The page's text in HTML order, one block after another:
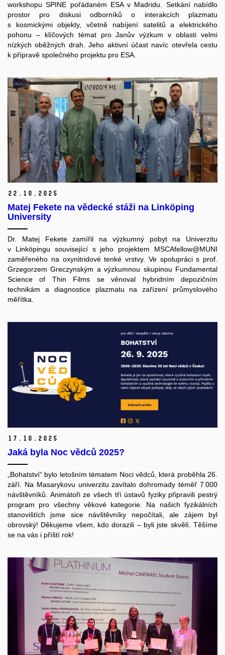
workshopu SPINE pořádaném ESA v Madridu. Setkání nabídlo
prostor pro diskusi odborníků o interakcích plazmatu
s kosmickými objekty, včetně nabíjení satelitů a elektrického
pohonu – klíčových témat pro Janův výzkum v oblasti velmi
nízkých oběžných drah. Jeho aktivní účast navíc otevřela cestu
k přípravě společného projektu pro ESA.
22. 10. 2025
Matej Fekete na vědecké stáži na Linköping
University
Dr. Matej Fekete zamířil na výzkumný pobyt na Univerzitu
v Linköpingu související s jeho projektem MSCAfellow@MUNI
zaměřeného na oxynitridové tenké vrstvy. Ve spolupráci s prof.
Grzegorzem Greczynským a výzkumnou skupinou Fundamental
Science of Thin Films se věnoval hybridním depozičním
technikám a diagnostice plazmatu na zařízení průmyslového
měřítka.
17. 10. 2025
Jaká byla Noc vědců 2025?
„Bohatství“ bylo letošním tématem Noci vědců, která proběhla 26.
září. Na Masarykovu univerzitu zavítalo dohromady téměř 7 000
návštěvníků. Animátoři ze všech tří ústavů fyziky připravili pestrý
program pro všechny věkové kategorie. Na našich fyzikálních
stanovištích jsme sice návštěvníky nepočítali, ale zájem byl
obrovský! Děkujeme všem, kdo dorazili – byli jste skvělí. Těšíme
se na vás i příští rok!